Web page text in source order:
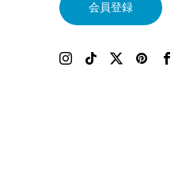
会員登録